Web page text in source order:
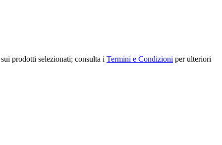
prodotti selezionati; consulta i Termini e Condizioni per ulteriori